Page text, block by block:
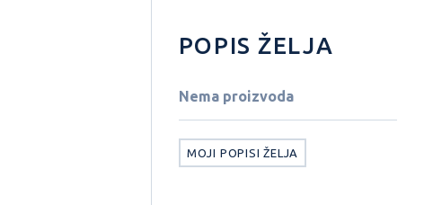
POPIS ŽELJA
Nema proizvoda
MOJI POPISI ŽELJA